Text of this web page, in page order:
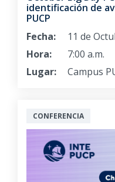
identificación de
PUCP
Fecha:
11 de
Hora:
7:00 a.m.
Lugar:
Campus
CONFERENCIA